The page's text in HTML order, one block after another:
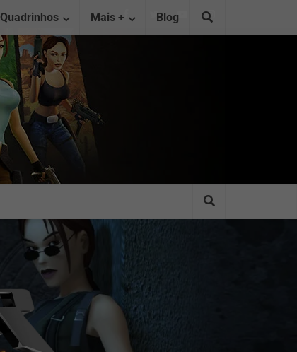
Quadrinhos Mais + Blog